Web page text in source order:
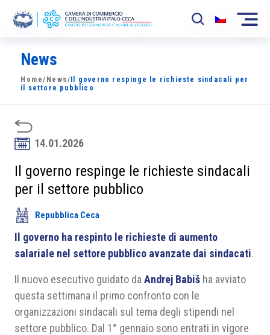
La Camera
News
Sviluppo Mercato
Soci
Partner
Progetti
Area riservata
News
Home/ News/ Il governo respinge le richieste sindacali per
il settore pubblico
14.01.2026
Il governo respinge le richieste sindacali
per il settore pubblico
Repubblica Ceca
Il governo ha respinto le richieste di aumento
salariale nel settore pubblico avanzate dai sindacati.
Il nuovo esecutivo guidato da Andrej Babiš ha avviato
questa settimana il primo confronto con le
organizzazioni sindacali sul tema degli stipendi nel
settore pubblico. Dal 1° gennaio sono entrati in vigore